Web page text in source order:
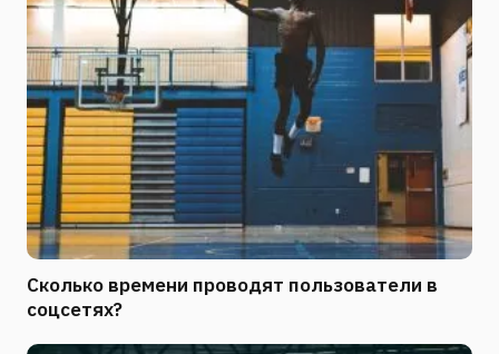
Сколько времени проводят пользователи в
соцсетях?